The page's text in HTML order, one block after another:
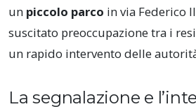
un piccolo parco in via Federico
suscitato preoccupazione tra i
un rapido intervento delle
La segnalazione e